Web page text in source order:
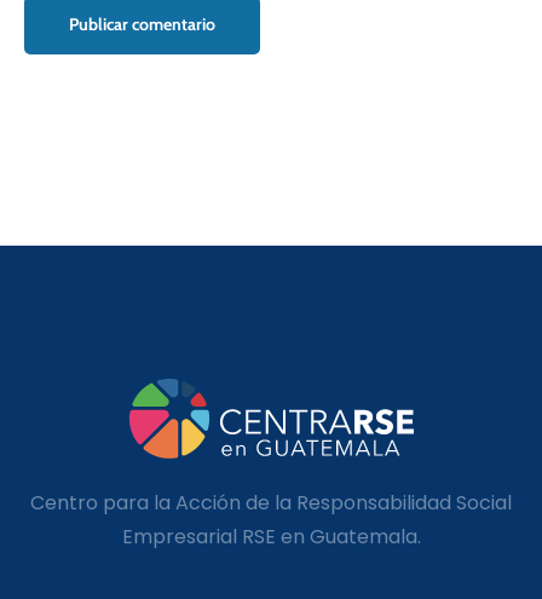
Centro para la Acción de la Responsabilidad Social
Empresarial RSE en Guatemala.